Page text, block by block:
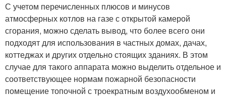
С учетом перечисленных плюсов и минусов
атмосферных котлов на газе с открытой камерой
сгорания, можно сделать вывод, что более всего они
подходят для использования в частных домах, дачах,
коттеджах и других отдельно стоящих зданиях. В этом
случае для такого аппарата можно выделить отдельное и
соответствующее нормам пожарной безопасности
помещение топочной с троекратным воздухообменом и